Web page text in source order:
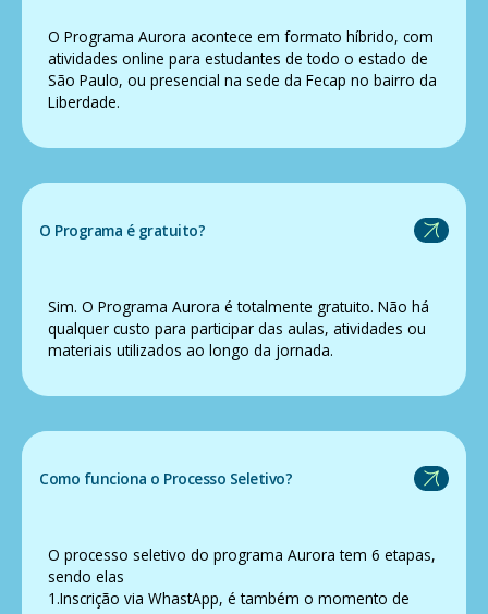
O Programa Aurora acontece em formato híbrido, com
atividades online para estudantes de todo o estado de
São Paulo, ou presencial na sede da Fecap no bairro da
Liberdade.
O Programa é gratuito?
Sim. O Programa Aurora é totalmente gratuito. Não há
qualquer custo para participar das aulas, atividades ou
materiais utilizados ao longo da jornada.
Como funciona o Processo Seletivo?
O processo seletivo do programa Aurora tem 6 etapas,
sendo elas
1.Inscrição via WhastApp, é também o momento de